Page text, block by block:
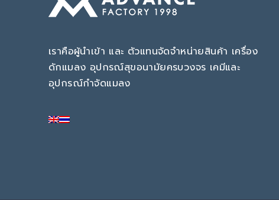
เราคือผู้นำเข้า และ ตัวแทนจัดจำหน่ายสินค้า เครื่อง
ดักแมลง อุปกรณ์สุขอนามัยครบวงจร เคมีและ
อุปกรณ์กำจัดแมลง